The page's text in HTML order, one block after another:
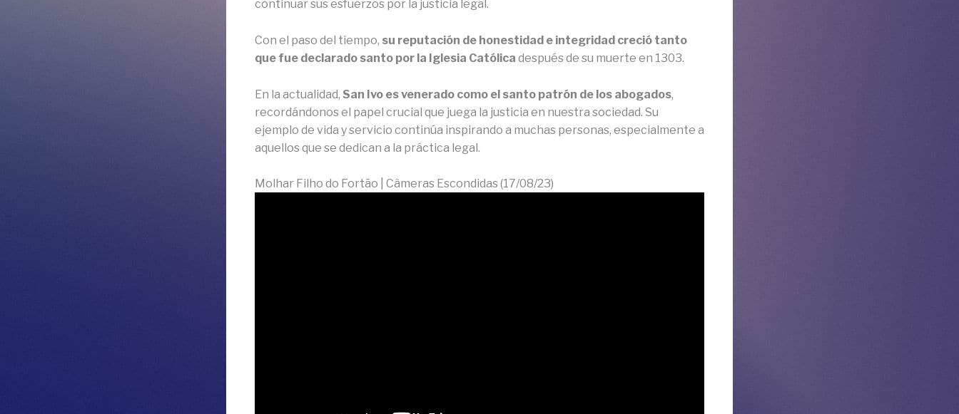
continuar sus esfuerzos por la justicia legal.
Con el paso del tiempo, su reputación de honestidad e integridad creció tanto
que fue declarado santo por la Iglesia Católica después de su muerte en 1303.
En la actualidad, San Ivo es venerado como el santo patrón de los abogados,
recordándonos el papel crucial que juega la justicia en nuestra sociedad. Su
ejemplo de vida y servicio continúa inspirando a muchas personas, especialmente a
aquellos que se dedican a la práctica legal.
Molhar Filho do Fortão | Câmeras Escondidas (17/08/23)